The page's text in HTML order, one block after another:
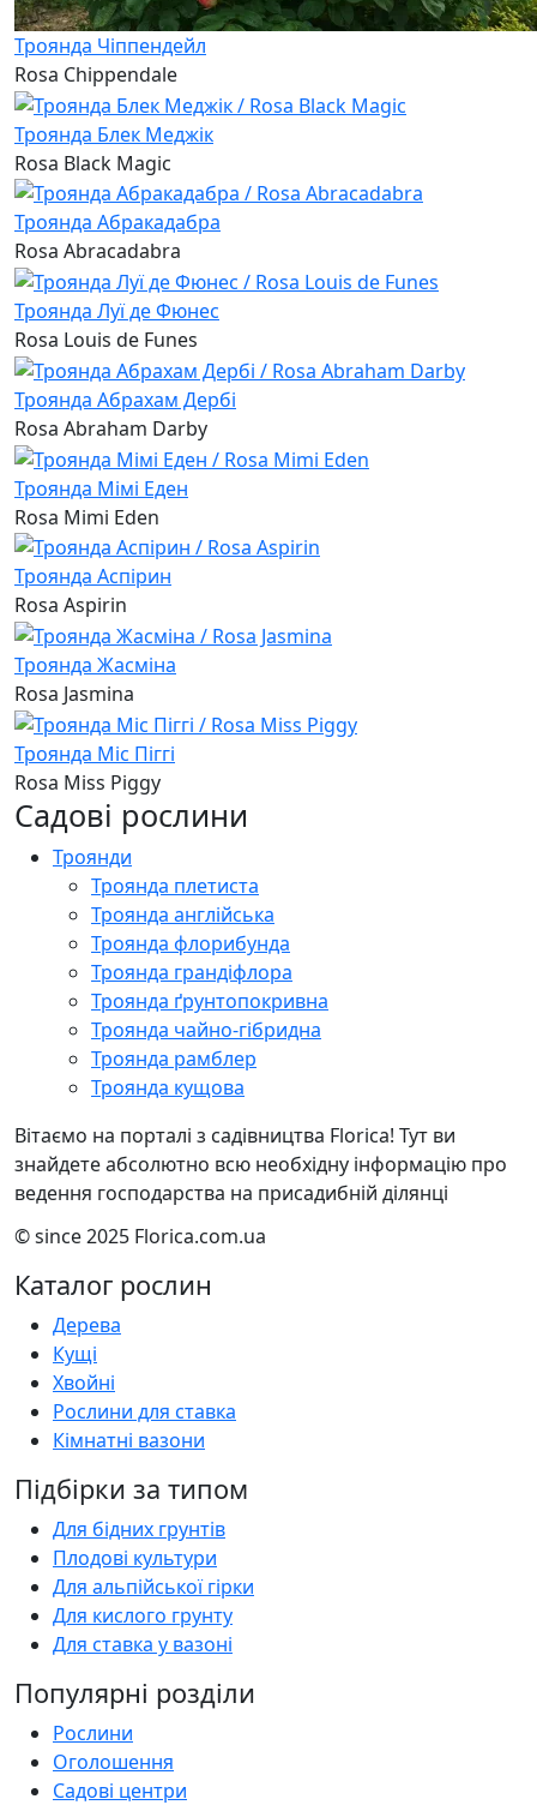
Троянда Чіппендейл
Rosa Chippendale
Троянда Блек Меджік
Rosa Black Magic
Троянда Абракадабра
Rosa Abracadabra
Троянда Луї де Фюнес
Rosa Louis de Funes
Троянда Абрахам Дербі
Rosa Abraham Darby
Троянда Мімі Еден
Rosa Mimi Eden
Троянда Аспірин
Rosa Aspirin
Троянда Жасміна
Rosa Jasmina
Троянда Міс Піггі
Rosa Miss Piggy
Садові рослини
Троянди
Троянда плетиста
Троянда англійська
Троянда флорибунда
Троянда грандіфлора
Троянда ґрунтопокривна
Троянда чайно-гібридна
Троянда рамблер
Троянда кущова
Вітаємо на порталі з садівництва Florica! Тут ви
знайдете абсолютно всю необхідну інформацію про
ведення господарства на присадибній ділянці
© since 2025 Florica.com.ua
Каталог рослин
Дерева
Кущі
Хвойні
Рослини для ставка
Кімнатні вазони
Підбірки за типом
Для бідних грунтів
Плодові культури
Для альпійської гірки
Для кислого грунту
Для ставка у вазоні
Популярні розділи
Рослини
Оголошення
Садові центри